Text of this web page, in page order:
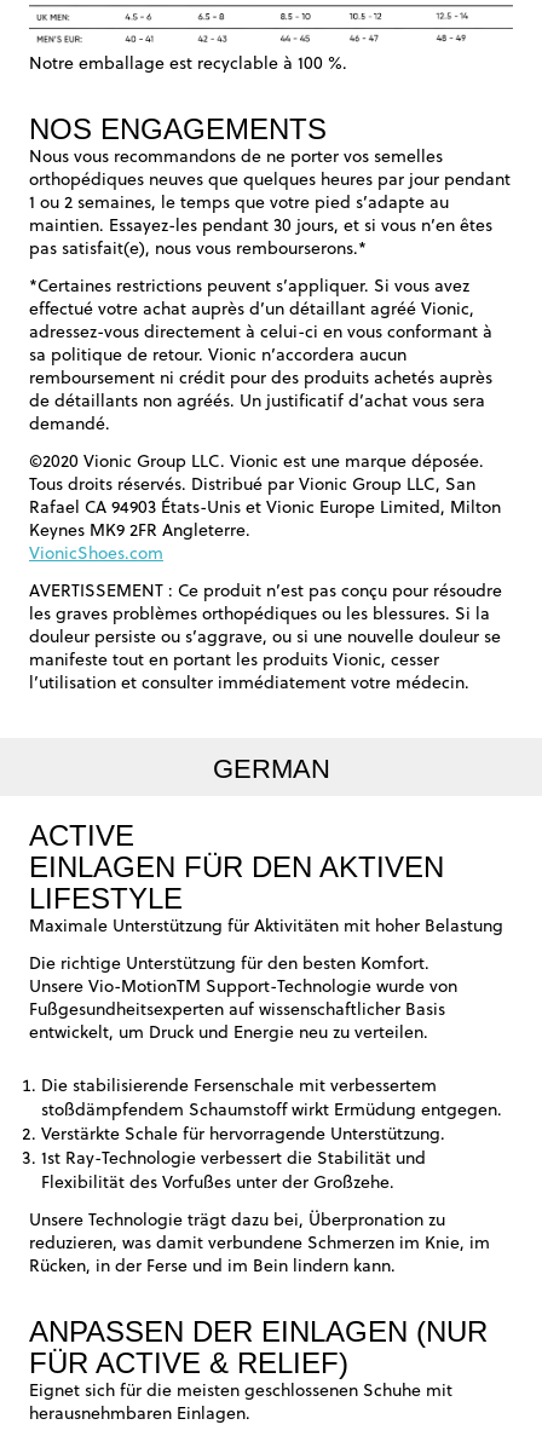
Notre emballage est recyclable à 100 %.
NOS ENGAGEMENTS
Nous vous recommandons de ne porter vos semelles
orthopédiques neuves que quelques heures par jour pendant
1 ou 2 semaines, le temps que votre pied s’adapte au
maintien. Essayez-les pendant 30 jours, et si vous n’en êtes
pas satisfait(e), nous vous rembourserons.*
*Certaines restrictions peuvent s’appliquer. Si vous avez
effectué votre achat auprès d’un détaillant agréé Vionic,
adressez-vous directement à celui-ci en vous conformant à
sa politique de retour. Vionic n’accordera aucun
remboursement ni crédit pour des produits achetés auprès
de détaillants non agréés. Un justificatif d’achat vous sera
demandé.
©2020 Vionic Group LLC. Vionic est une marque déposée.
Tous droits réservés. Distribué par Vionic Group LLC, San
Rafael CA 94903 États-Unis et Vionic Europe Limited, Milton
Keynes MK9 2FR Angleterre.
VionicShoes.com
AVERTISSEMENT : Ce produit n’est pas conçu pour résoudre
les graves problèmes orthopédiques ou les blessures. Si la
douleur persiste ou s’aggrave, ou si une nouvelle douleur se
manifeste tout en portant les produits Vionic, cesser
l’utilisation et consulter immédiatement votre médecin.
GERMAN
ACTIVE
EINLAGEN FÜR DEN AKTIVEN
LIFESTYLE
Maximale Unterstützung für Aktivitäten mit hoher Belastung
Die richtige Unterstützung für den besten Komfort.
Unsere Vio-MotionTM Support-Technologie wurde von
Fußgesundheitsexperten auf wissenschaftlicher Basis
entwickelt, um Druck und Energie neu zu verteilen.
Die stabilisierende Fersenschale mit verbessertem
stoßdämpfendem Schaumstoff wirkt Ermüdung entgegen.
Verstärkte Schale für hervorragende Unterstützung.
1st Ray-Technologie verbessert die Stabilität und
Flexibilität des Vorfußes unter der Großzehe.
Unsere Technologie trägt dazu bei, Überpronation zu
reduzieren, was damit verbundene Schmerzen im Knie, im
Rücken, in der Ferse und im Bein lindern kann.
ANPASSEN DER EINLAGEN (NUR
FÜR ACTIVE & RELIEF)
Eignet sich für die meisten geschlossenen Schuhe mit
herausnehmbaren Einlagen.